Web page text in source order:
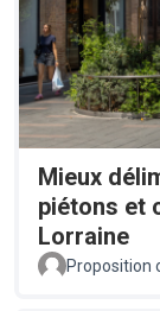
Mieux
piétons et
Lorraine
Proposition